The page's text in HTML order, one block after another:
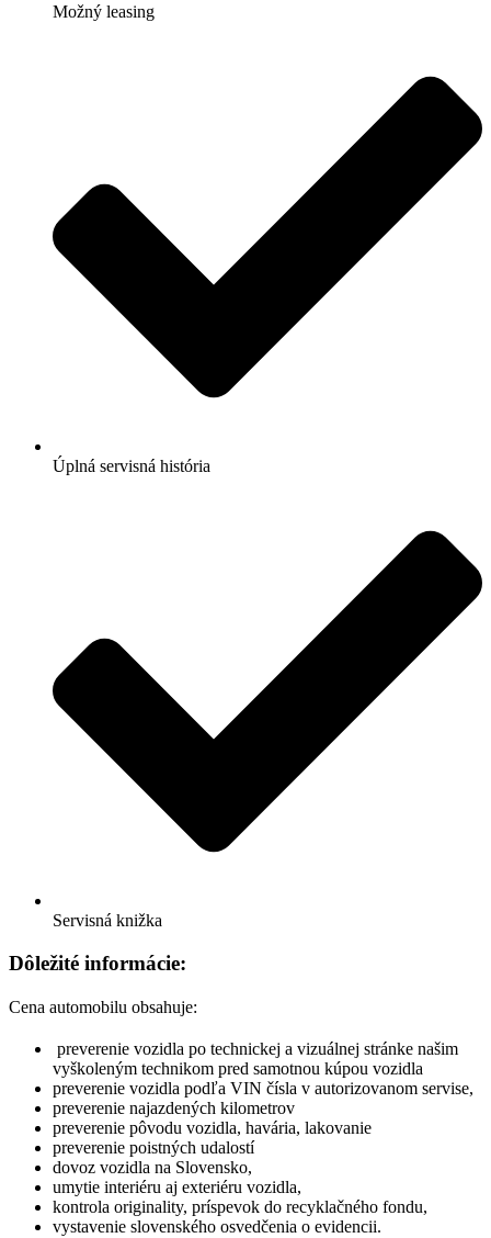
Možný leasing
Úplná servisná história
Servisná knižka
Dôležité informácie:
Cena automobilu obsahuje:
preverenie vozidla po technickej a vizuálnej stránke našim
vyškoleným technikom pred samotnou kúpou vozidla
preverenie vozidla podľa VIN čísla v autorizovanom servise,
preverenie najazdených kilometrov
preverenie pôvodu vozidla, havária, lakovanie
preverenie poistných udalostí
dovoz vozidla na Slovensko,
umytie interiéru aj exteriéru vozidla,
kontrola originality, príspevok do recyklačného fondu,
vystavenie slovenského osvedčenia o evidencii.